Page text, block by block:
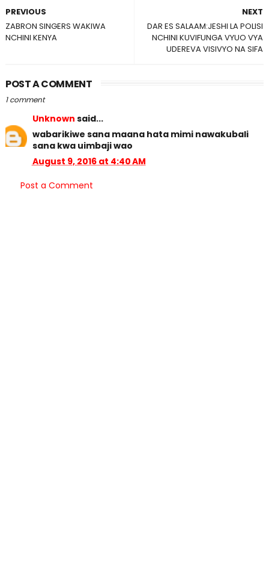
NEXT
DAR ES SALAAM:JESHI LA POLISI
NCHINI KUVIFUNGA VYUO VYA
UDEREVA VISIVYO NA SIFA
PREVIOUS
ZABRON SINGERS WAKIWA
NCHINI KENYA
POST A COMMENT
1 comment
Unknown said...
wabarikiwe sana maana hata mimi nawakubali
sana kwa uimbaji wao
August 9, 2016 at 4:40 AM
Post a Comment